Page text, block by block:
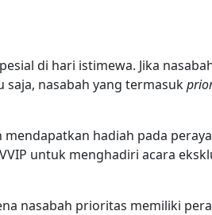
di hari istimewa. Jika
nasabah yang termasuk
hadiah pada
untuk menghadiri acara
nasabah prioritas memiliki